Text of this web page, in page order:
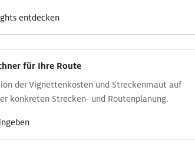
entdecken
für Ihre Route
der Vignettenkosten und Streckenmaut auf
konkreten Strecken- und Routenplanung.